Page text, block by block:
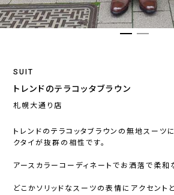
SUIT
トレンドのテラコッタブラウン
札幌大通り店
トレンドのテラコッタブラウンの無地スーツ
クタイが抜群の相性です。
アースカラーコーディネートでお洒落で柔和
どこかソリッドなスーツの表情にアクセン